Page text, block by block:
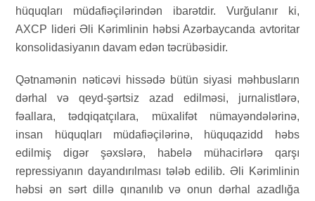
hüquqları müdafiəçilərindən ibarətdir. Vurğulanır ki,
AXCP lideri Əli Kərimlinin həbsi Azərbaycanda avtoritar
konsolidasiyanın davam edən təcrübəsidir.
Qətnamənin nəticəvi hissədə bütün siyasi məhbusların
dərhal və qeyd-şərtsiz azad edilməsi, jurnalistlərə,
fəallara, tədqiqatçılara, müxalifət nümayəndələrinə,
insan hüquqları müdafiəçilərinə, hüquqazidd həbs
edilmiş digər şəxslərə, habelə mühacirlərə qarşı
repressiyanın dayandırılması tələb edilib. Əli Kərimlinin
həbsi ən sərt dillə qınanılıb və onun dərhal azadlığa